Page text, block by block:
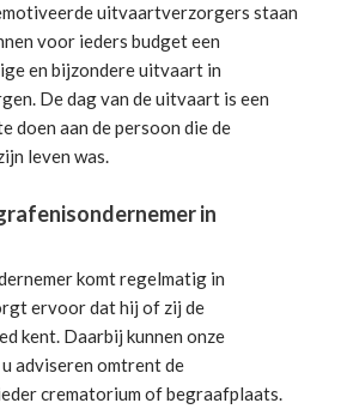
uitvaartverzorgers staan
voor ieders budget een
en bijzondere uitvaart in
De dag van de uitvaart is een
doen aan de persoon die de
leven was.
in
komt regelmatig in
ervoor dat hij of zij de
kent. Daarbij kunnen onze
adviseren omtrent de
crematorium of begraafplaats.